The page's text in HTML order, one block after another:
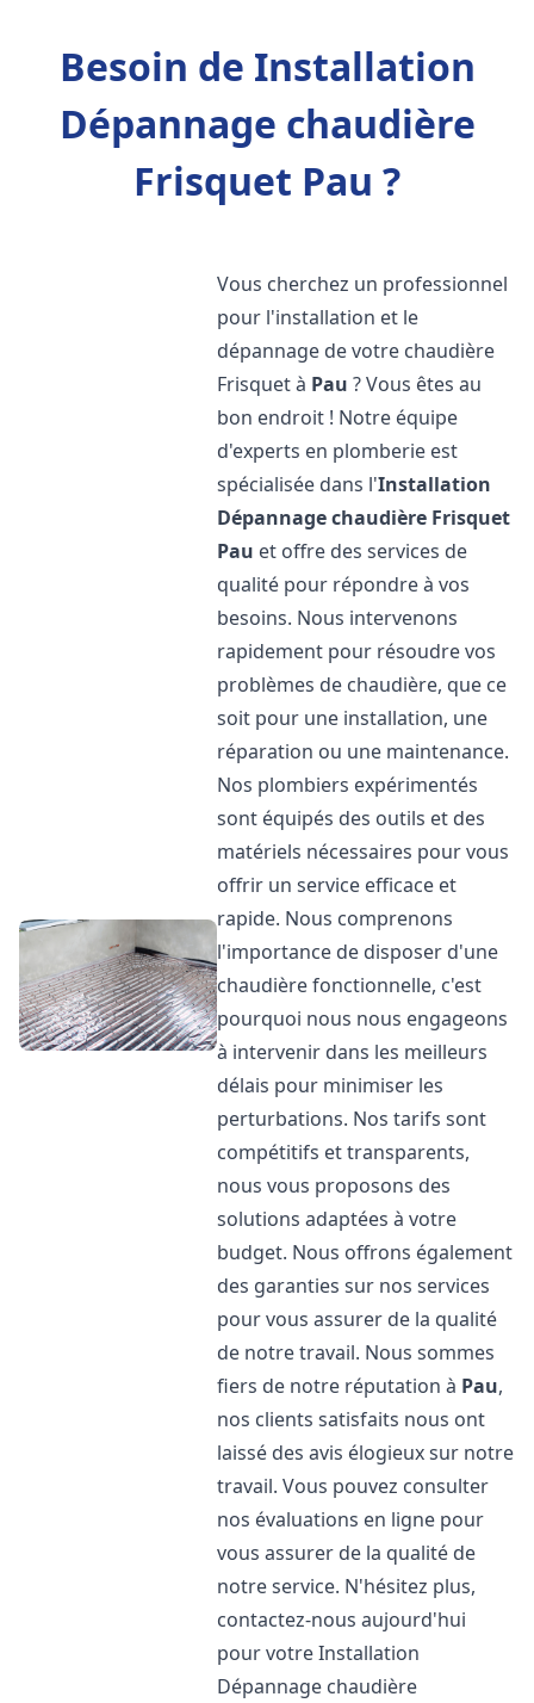
Besoin de Installation
Dépannage chaudière
Frisquet Pau ?
Vous cherchez un professionnel
pour l'installation et le
dépannage de votre chaudière
Frisquet à Pau ? Vous êtes au
bon endroit ! Notre équipe
d'experts en plomberie est
spécialisée dans l'Installation
Dépannage chaudière Frisquet
Pau et offre des services de
qualité pour répondre à vos
besoins. Nous intervenons
rapidement pour résoudre vos
problèmes de chaudière, que ce
soit pour une installation, une
réparation ou une maintenance.
Nos plombiers expérimentés
sont équipés des outils et des
matériels nécessaires pour vous
offrir un service efficace et
rapide. Nous comprenons
l'importance de disposer d'une
chaudière fonctionnelle, c'est
pourquoi nous nous engageons
à intervenir dans les meilleurs
délais pour minimiser les
perturbations. Nos tarifs sont
compétitifs et transparents,
nous vous proposons des
solutions adaptées à votre
budget. Nous offrons également
des garanties sur nos services
pour vous assurer de la qualité
de notre travail. Nous sommes
fiers de notre réputation à Pau,
nos clients satisfaits nous ont
laissé des avis élogieux sur notre
travail. Vous pouvez consulter
nos évaluations en ligne pour
vous assurer de la qualité de
notre service. N'hésitez plus,
contactez-nous aujourd'hui
pour votre Installation
Dépannage chaudière